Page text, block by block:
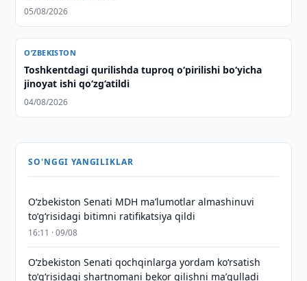
05/08/2026
O‘ZBEKISTON
Toshkentdagi qurilishda tuproq o‘pirilishi bo‘yicha
jinoyat ishi qo‘zg‘atildi
04/08/2026
SO'NGGI YANGILIKLAR
Oʻzbekiston Senati MDH maʼlumotlar almashinuvi
toʻgʻrisidagi bitimni ratifikatsiya qildi
16:11 · 09/08
Oʻzbekiston Senati qochqinlarga yordam koʻrsatish
toʻgʻrisidagi shartnomani bekor qilishni maʼqulladi